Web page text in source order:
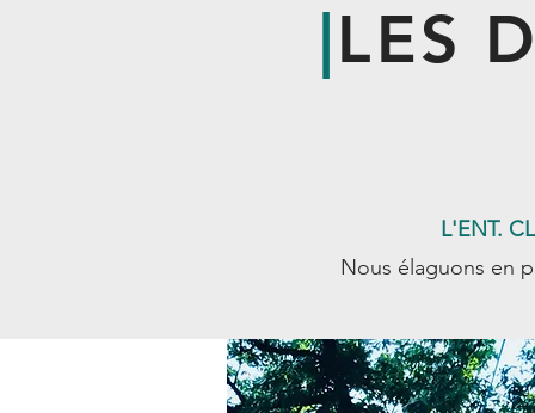
LES
L'ENT.
Nous élaguons en